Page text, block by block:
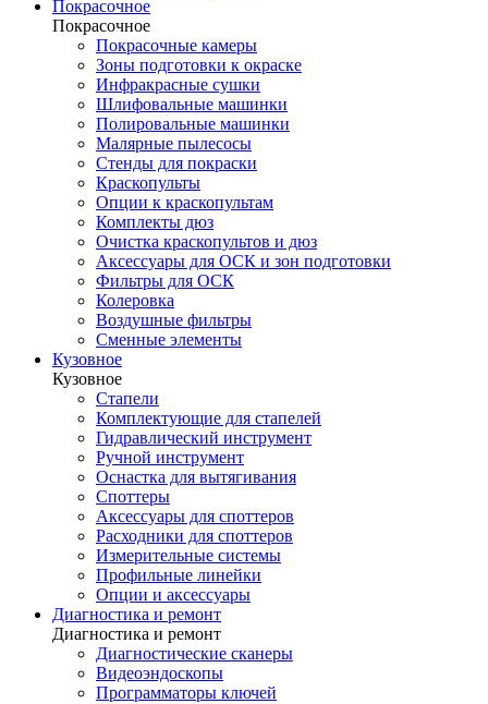
Покрасочное
Покрасочное
Покрасочные камеры
Зоны подготовки к окраске
Инфракрасные сушки
Шлифовальные машинки
Полировальные машинки
Малярные пылесосы
Стенды для покраски
Краскопульты
Опции к краскопультам
Комплекты дюз
Очистка краскопультов и дюз
Аксессуары для ОСК и зон подготовки
Фильтры для ОСК
Колеровка
Воздушные фильтры
Сменные элементы
Кузовное
Кузовное
Стапели
Комплектующие для стапелей
Гидравлический инструмент
Ручной инструмент
Оснастка для вытягивания
Споттеры
Аксессуары для споттеров
Расходники для споттеров
Измерительные системы
Профильные линейки
Опции и аксессуары
Диагностика и ремонт
Диагностика и ремонт
Диагностические сканеры
Видеоэндоскопы
Программаторы ключей